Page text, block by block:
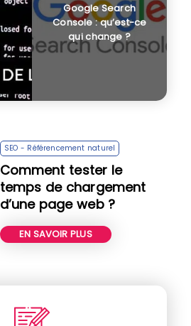
Google Search
Console : qu’est-ce
qui change ?
SEO - Référencement naturel
Comment tester le
temps de chargement
d’une page web ?
EN SAVOIR PLUS